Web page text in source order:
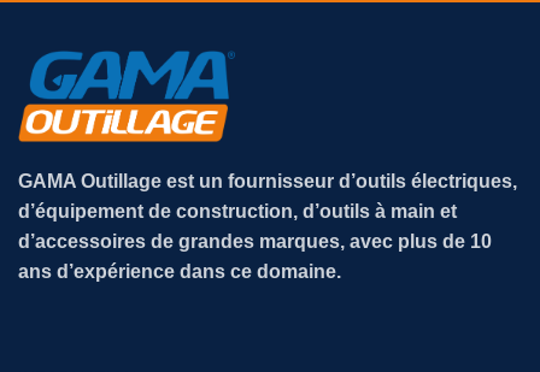
GAMA Outillage est un fournisseur d’outils électriques,
d’équipement de construction, d’outils à main et
d’accessoires de grandes marques, avec plus de 10
ans d’expérience dans ce domaine.